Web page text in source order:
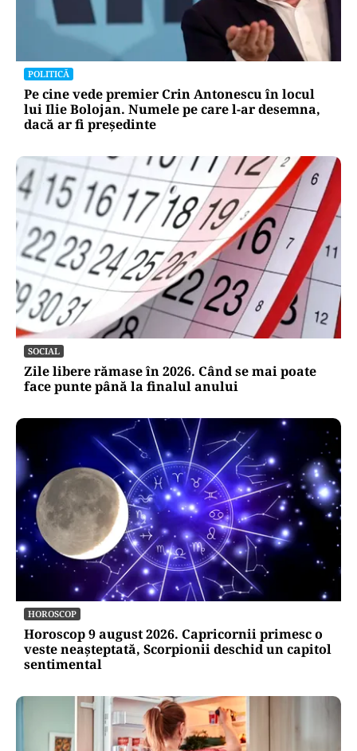
POLITICĂ
Pe cine vede premier Crin Antonescu în locul
lui Ilie Bolojan. Numele pe care l-ar desemna,
dacă ar fi președinte
SOCIAL
Zile libere rămase în 2026. Când se mai poate
face punte până la finalul anului
HOROSCOP
Horoscop 9 august 2026. Capricornii primesc o
veste neașteptată, Scorpionii deschid un capitol
sentimental